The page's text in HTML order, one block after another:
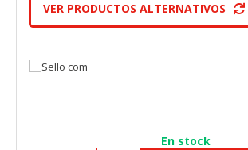
VER PRODUCTOS ALTERNATIVOS
En stock